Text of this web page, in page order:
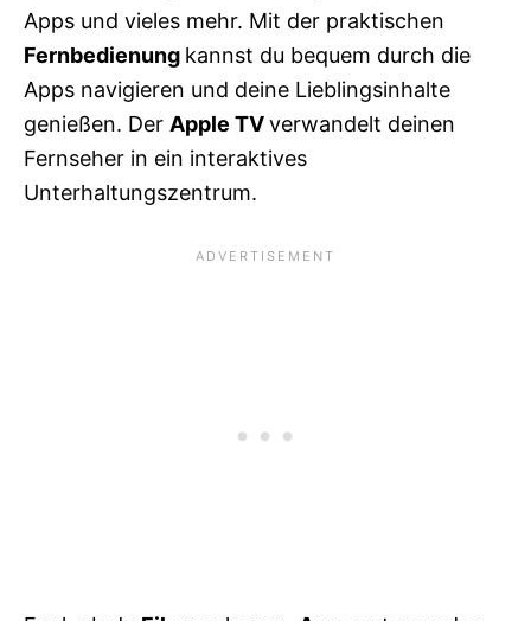
Apps und vieles mehr. Mit der praktischen
Fernbedienung kannst du bequem durch die
Apps navigieren und deine Lieblingsinhalte
genießen. Der Apple TVverwandelt deinen
Fernseher in ein interaktives
Unterhaltungszentrum.